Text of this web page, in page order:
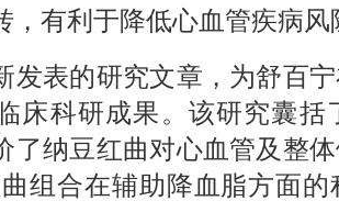
，有利于降低心血管疾病
表的研究文章，为舒百宁
床科研成果。该研究囊括
了纳豆红曲对心血管及整
组合在辅助降血脂方面